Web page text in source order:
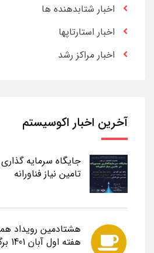
اخبار شتابدهنده ها
اخبار استارتاپها
اخبار مراکز رشد
آخرین اخبار اکوسیستم
جایگاه سرمایه
تامین نیاز فناورانه
هشتادمین رویداد
هفته اول آبان 1401 برگزار می شود